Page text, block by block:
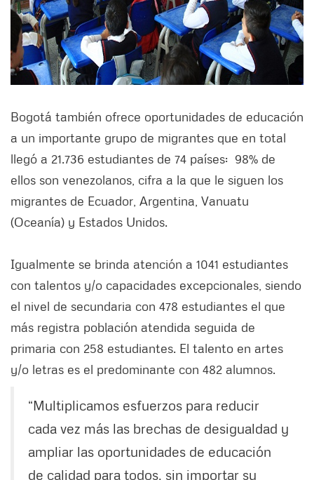
Bogotá también ofrece oportunidades de educación
a un importante grupo de migrantes que en total
llegó a 21.736 estudiantes de 74 países: 98% de
ellos son venezolanos, cifra a la que le siguen los
migrantes de Ecuador, Argentina, Vanuatu
(Oceanía) y Estados Unidos.
Igualmente se brinda atención a 1041 estudiantes
con talentos y/o capacidades excepcionales, siendo
el nivel de secundaria con 478 estudiantes el que
más registra población atendida seguida de
primaria con 258 estudiantes. El talento en artes
y/o letras es el predominante con 482 alumnos.
“Multiplicamos esfuerzos para reducir
cada vez más las brechas de desigualdad y
ampliar las oportunidades de educación
de calidad para todos, sin importar su